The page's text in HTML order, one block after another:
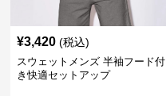
¥3,420 (税込)
スウェットメンズ 半袖フード付
き快適セットアップ